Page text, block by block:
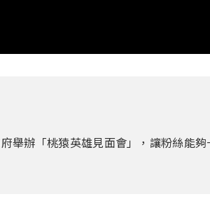
舉辦「桃猿英雄見面會」，讓粉絲能